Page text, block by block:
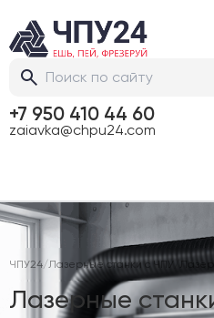
+7 950 410 44 60
zaiavka@chpu24.com
ЧПУ24/Лазерные станки с ЧПУ /
Лазерные